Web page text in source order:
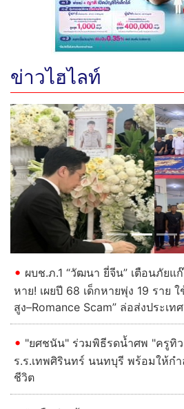
ข่าวไฮไลท์
Previous
ผบช.ภ.1 “วัฒนา ยี่จีน” เตือนภัยแ
หาย! เผยปี 68 เด็กหายพุ่ง 19 ราย
สูง–Romance Scam” ล่อส่งประเท
"ยศชนัน" ร่วมพิธีรดน้ำศพ "ครูทิว
ร.ร.เทพศิรินทร์ นนทบุรี พร้อมให้กำ
ชีวิต